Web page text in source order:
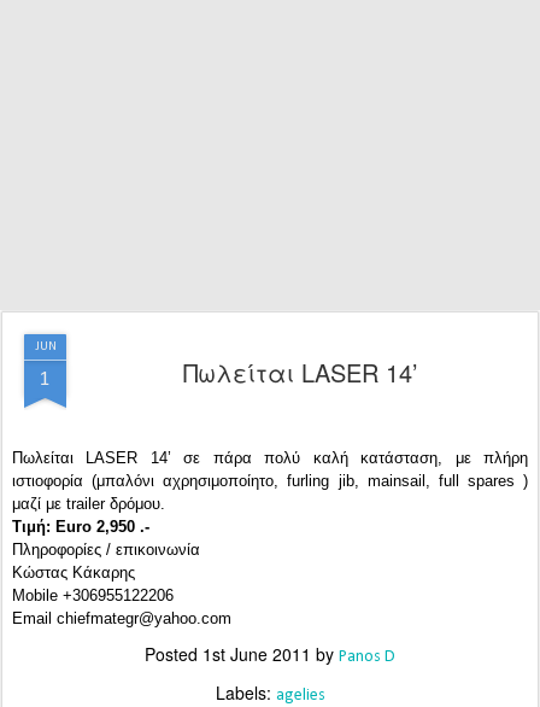
JUN
1 Πωλείται LASER 14’
Πωλείται LASER 14’ σε πάρα πολύ καλή κατάσταση, με πλήρη
ιστιοφορία (μπαλόνι αχρησιμοποίητο, furling jib, mainsail, full spares )
μαζί με trailer δρόμου.
Τιμή: Euro 2,950 .-
Πληροφορίες / επικοινωνία
Κώστας Κάκαρης
Mobile +306955122206
Email chiefmategr@yahoo.com
Posted 1st June 2011 by Panos D
Labels: agelies